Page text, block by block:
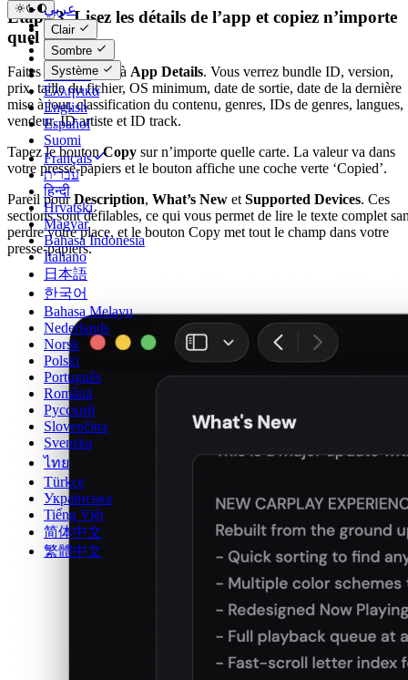
عربي
Català
Čeština
Dansk
Deutsch
Ελληνικά
English
Español
Suomi
Français
עברית
हिन्दी
Hrvatski
Magyar
Bahasa Indonesia
Italiano
日本語
한국어
Bahasa Melayu
Nederlands
Norsk
Polski
Português
Română
Русский
Slovenčina
Svenska
ไทย
Türkçe
Українська
Tiếng Việt
简体中文
繁體中文
Clair
Sombre
Système
Étape 3. Lisez les détails de l’app et copiez n’importe
quel champ
Faites défiler jusqu’à App Details. Vous verrez bundle ID, version,
prix, taille du fichier, OS minimum, date de sortie, date de la dernière
mise à jour, classification du contenu, genres, IDs de genres, langues,
vendeur, ID artiste et ID track.
Tapez le boutonCopy sur n’importe quelle carte. La valeur va dans
votre presse-papiers et le bouton affiche une coche verte ‘Copied’.
Pareil pourDescription, What’s New et Supported Devices. Ces
sections sont défilables, ce qui vous permet de lire le texte complet
perdre votre place, et le bouton Copy met tout le champ dans votre
presse-papiers.